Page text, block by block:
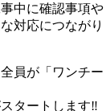
中に確認事項や
対応につながり
員が「ワンチー
タートします‼